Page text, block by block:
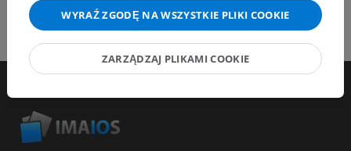
WYRAŹ ZGODĘ NA WSZYSTKIE PLIKI COOKIE
ZARZĄDZAJ PLIKAMI COOKIE